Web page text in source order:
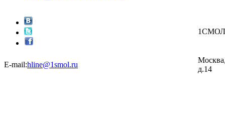
E-mail:hline@1smol.ru
д.14